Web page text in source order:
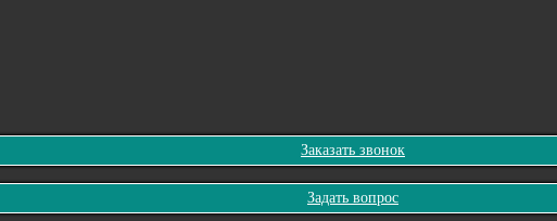
Заказать звонок
Задать вопрос